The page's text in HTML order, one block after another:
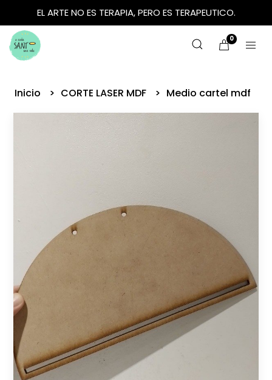
EL ARTE NO ES TERAPIA, PERO ES TERAPEUTICO.
0
Inicio CORTE LASER MDF Medio cartel mdf